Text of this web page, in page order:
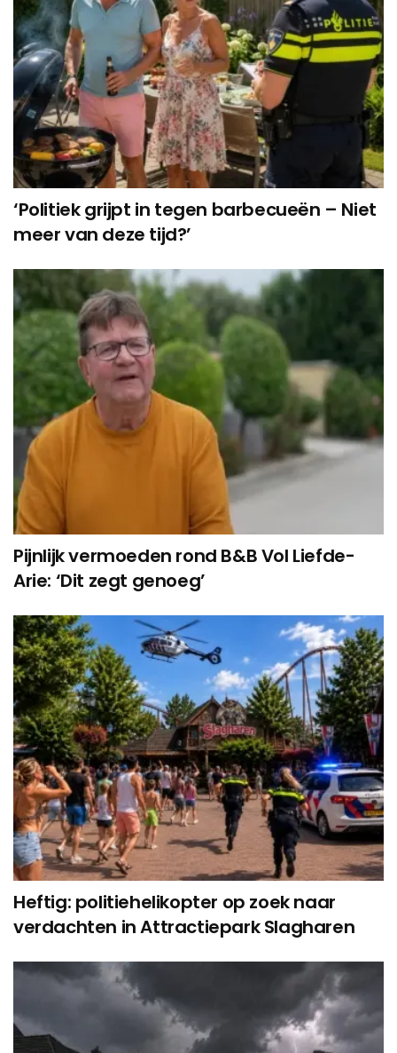
‘Politiek grijpt in tegen barbecueën – Niet
meer van deze tijd?’
Pijnlijk vermoeden rond B&B Vol Liefde-
Arie: ‘Dit zegt genoeg’
Heftig: politiehelikopter op zoek naar
verdachten in Attractiepark Slagharen